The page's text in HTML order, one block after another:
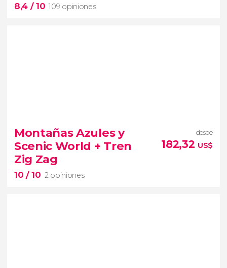
8,4 / 10 109 opiniones
excursión a las Montañas Azules
Scenic World Sydney Zoo
Montañas Azules y
Scenic World + Tren
Zig Zag
10/ 10 2 opiniones
desde
182,32 US$